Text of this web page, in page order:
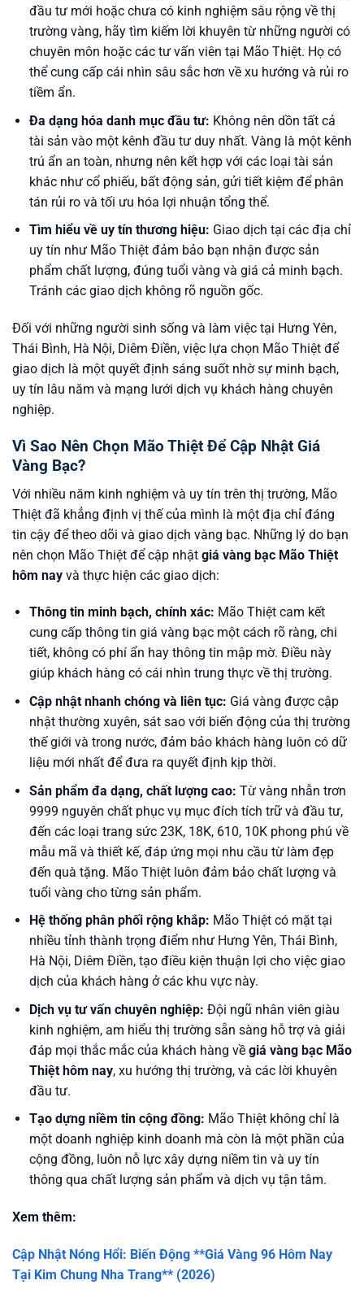
đầu tư mới hoặc chưa có kinh nghiệm sâu rộng về thị
trường vàng, hãy tìm kiếm lời khuyên từ những người có
chuyên môn hoặc các tư vấn viên tại Mão Thiệt. Họ có
thể cung cấp cái nhìn sâu sắc hơn về xu hướng và rủi ro
tiềm ẩn.
Đa dạng hóa danh mục đầu tư: Không nên dồn tất cả
tài sản vào một kênh đầu tư duy nhất. Vàng là một kênh
trú ẩn an toàn, nhưng nên kết hợp với các loại tài sản
khác như cổ phiếu, bất động sản, gửi tiết kiệm để phân
tán rủi ro và tối ưu hóa lợi nhuận tổng thể.
Tìm hiểu về uy tín thương hiệu: Giao dịch tại các địa chỉ
uy tín như Mão Thiệt đảm bảo bạn nhận được sản
phẩm chất lượng, đúng tuổi vàng và giá cả minh bạch.
Tránh các giao dịch không rõ nguồn gốc.
Đối với những người sinh sống và làm việc tại Hưng Yên,
Thái Bình, Hà Nội, Diêm Điền, việc lựa chọn Mão Thiệt để
giao dịch là một quyết định sáng suốt nhờ sự minh bạch,
uy tín lâu năm và mạng lưới dịch vụ khách hàng chuyên
nghiệp.
Vì Sao Nên Chọn Mão Thiệt Để Cập Nhật Giá
Vàng Bạc?
Với nhiều năm kinh nghiệm và uy tín trên thị trường, Mão
Thiệt đã khẳng định vị thế của mình là một địa chỉ đáng
tin cậy để theo dõi và giao dịch vàng bạc. Những lý do bạn
nên chọn Mão Thiệt để cập nhật giá vàng bạc Mão Thiệt
hôm nay và thực hiện các giao dịch:
Thông tin minh bạch, chính xác: Mão Thiệt cam kết
cung cấp thông tin giá vàng bạc một cách rõ ràng, chi
tiết, không có phí ẩn hay thông tin mập mờ. Điều này
giúp khách hàng có cái nhìn trung thực về thị trường.
Cập nhật nhanh chóng và liên tục: Giá vàng được cập
nhật thường xuyên, sát sao với biến động của thị trường
thế giới và trong nước, đảm bảo khách hàng luôn có dữ
liệu mới nhất để đưa ra quyết định kịp thời.
Sản phẩm đa dạng, chất lượng cao: Từ vàng nhẫn trơn
9999 nguyên chất phục vụ mục đích tích trữ và đầu tư,
đến các loại trang sức 23K, 18K, 610, 10K phong phú về
mẫu mã và thiết kế, đáp ứng mọi nhu cầu từ làm đẹp
đến quà tặng. Mão Thiệt luôn đảm bảo chất lượng và
tuổi vàng cho từng sản phẩm.
Hệ thống phân phối rộng khắp: Mão Thiệt có mặt tại
nhiều tỉnh thành trọng điểm như Hưng Yên, Thái Bình,
Hà Nội, Diêm Điền, tạo điều kiện thuận lợi cho việc giao
dịch của khách hàng ở các khu vực này.
Dịch vụ tư vấn chuyên nghiệp: Đội ngũ nhân viên giàu
kinh nghiệm, am hiểu thị trường sẵn sàng hỗ trợ và giải
đáp mọi thắc mắc của khách hàng về giá vàng bạc Mão
Thiệt hôm nay, xu hướng thị trường, và các lời khuyên
đầu tư.
Tạo dựng niềm tin cộng đồng: Mão Thiệt không chỉ là
một doanh nghiệp kinh doanh mà còn là một phần của
cộng đồng, luôn nỗ lực xây dựng niềm tin và uy tín
thông qua chất lượng sản phẩm và dịch vụ tận tâm.
Xem thêm:
Cập Nhật Nóng Hổi: Biến Động **Giá Vàng 96 Hôm Nay
Tại Kim Chung Nha Trang** (2026)